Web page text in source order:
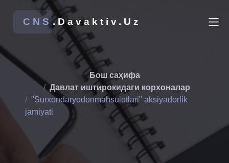
CNS .Davaktiv.Uz
Бош саҳифа
Давлат иштирокидаги корхоналар
"Surxondaryodonmahsulotlari" aksiyadorlik
jamiyati